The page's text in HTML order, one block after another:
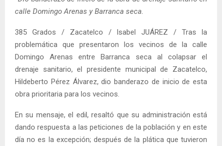
calle Domingo Arenas y Barranca seca.
385 Grados / Zacatelco / Isabel JUÁREZ / Tras la
problemática que presentaron los vecinos de la calle
Domingo Arenas entre Barranca seca al colapsar el
drenaje sanitario, el presidente municipal de Zacatelco,
Hildeberto Pérez Álvarez, dio banderazo de inicio de esta
obra prioritaria para los vecinos.
En su mensaje, el edil, resaltó que su administración está
dando respuesta a las peticiones de la población y en este
día no es la excepción; después de la plática que tuvieron